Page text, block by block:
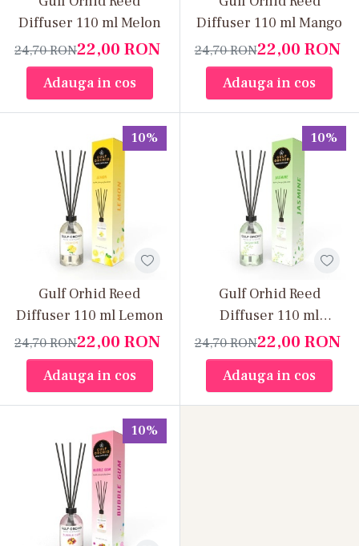
Diffuser 110 ml Melon
22,00RON
24,70RON
Adauga in cos
Diffuser 110 ml Mango
22,00 RON
24,70RON
Adauga in cos
10%
Gulf Orhid Reed
Diffuser 110 ml Lemon
22,00RON
24,70RON
Adauga in cos
10%
Gulf Orhid Reed
Diffuser 110 ml
Jasmine
22,00 RON
24,70RON
Adauga in cos
10%